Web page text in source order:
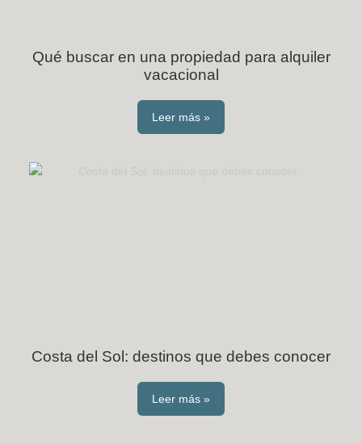
Qué buscar en una propiedad para alquiler
vacacional
Leer más »
Costa del Sol: destinos que debes conocer
Leer más »